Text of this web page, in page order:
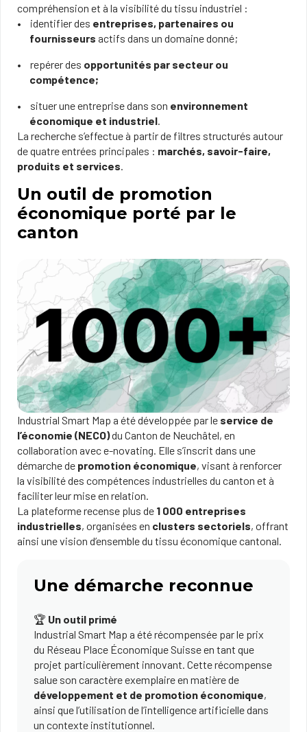
compréhension et à la visibilité du tissu industriel :
identifier des entreprises, partenaires ou
fournisseurs actifs dans un domaine donné;
repérer des opportunités par secteur ou
compétence;
situer une entreprise dans son environnement
économique et industriel.
La recherche s’effectue à partir de filtres structurés autour
de quatre entrées principales : marchés, savoir-faire,
produits et services.
Un outil de promotion
économique porté par le
canton
Industrial Smart Map a été développée par le service de
l’économie (NECO)du Canton de Neuchâtel, en
collaboration avec e-novating. Elle s’inscrit dans une
démarche de promotion économique, visant à renforcer
la visibilité des compétences industrielles du canton et à
faciliter leur mise en relation.
La plateforme recense plus de 1 000 entreprises
industrielles, organisées en clusters sectoriels, offrant
ainsi une vision d’ensemble du tissu économique cantonal.
Une démarche reconnue
🏆 Un outil primé
Industrial Smart Map a été récompensée par le prix
du Réseau Place Économique Suisse en tant que
projet particulièrement innovant. Cette récompense
salue son caractère exemplaire en matière de
développement et de promotion économique,
ainsi que l’utilisation de l’intelligence artificielle dans
un contexte institutionnel.